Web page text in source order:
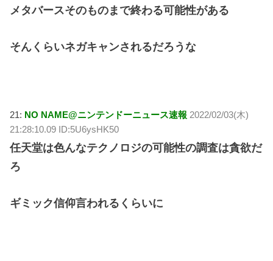
メタバースそのものまで終わる可能性がある
そんくらいネガキャンされるだろうな
21: NO NAME@ニンテンドーニュース速報 2022/02/03(木)
21:28:10.09 ID:5U6ysHK50
任天堂は色んなテクノロジの可能性の調査は貪欲だ
ろ
ギミック信仰言われるくらいに